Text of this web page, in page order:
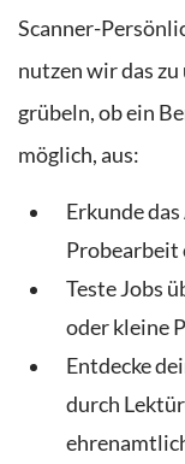
Scanner-
nutzen wir das
grübeln, ob ein
möglich, aus:
Erkunde
Teste Jobs
oder kleine
Entdecke
durch